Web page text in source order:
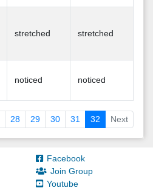
stretched stretched
noticed noticed
28 29 30 31 32 Next
Facebook
Join Group
Youtube